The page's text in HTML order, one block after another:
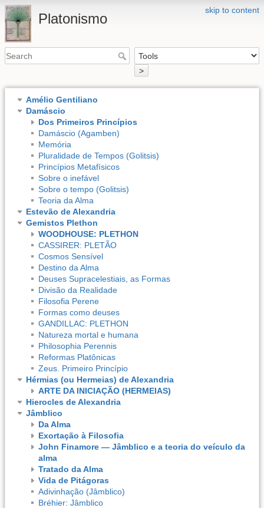
skip to content
Platonismo
>
Amélio Gentiliano
Damáscio
Dos Primeiros Princípios
Damáscio (Agamben)
Memória
Pluralidade de Tempos (Golitsis)
Princípios Metafísicos
Sobre o inefável
Sobre o tempo (Golitsis)
Teoria da Alma
Estevão de Alexandria
Gemistos Plethon
WOODHOUSE: PLETHON
CASSIRER: PLETÃO
Cosmos Sensível
Destino da Alma
Deuses Supracelestiais, as Formas
Divisão da Realidade
Filosofia Perene
Formas como deuses
GANDILLAC: PLETHON
Natureza mortal e humana
Philosophia Perennis
Reformas Platônicas
Zeus. Primeiro Princípio
Hérmias (ou Hermeias) de Alexandria
ARTE DA INICIAÇÃO (HERMEIAS)
Hierocles de Alexandria
Jâmblico
Da Alma
Exortação à Filosofia
John Finamore — Jâmblico e a teoria do veículo da
alma
Tratado da Alma
Vida de Pitágoras
Adivinhação (Jâmblico)
Bréhier: Jâmblico